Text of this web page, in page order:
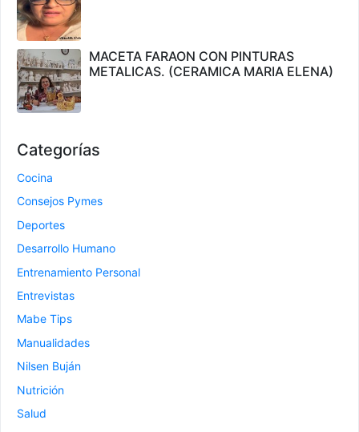
MACETA FARAON CON PINTURAS
METALICAS. (CERAMICA MARIA ELENA)
Categorías
Cocina
Consejos Pymes
Deportes
Desarrollo Humano
Entrenamiento Personal
Entrevistas
Mabe Tips
Manualidades
Nilsen Buján
Nutrición
Salud